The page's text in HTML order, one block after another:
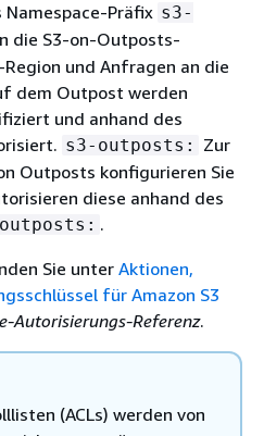
Präfix s3-
die S3-on-Outposts-
und Anfragen an die
dem Outpost werden
und anhand des
s3-outposts:
Zur
Outposts konfigurieren Sie
diese anhand des
.
Sie unter Aktionen,
für Amazon S3
Autorisierungs-Referenz.
(ACLs) werden von